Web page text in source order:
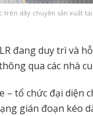
dây chuyền sản xuất
đang duy trì và
qua các nhà
– tổ chức đại diện
gián đoạn kéo